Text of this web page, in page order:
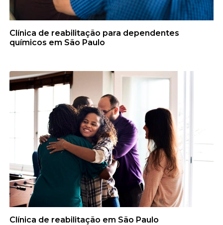
Clínica de reabilitação para dependentes
químicos em São Paulo
Clínica de reabilitação em São Paulo